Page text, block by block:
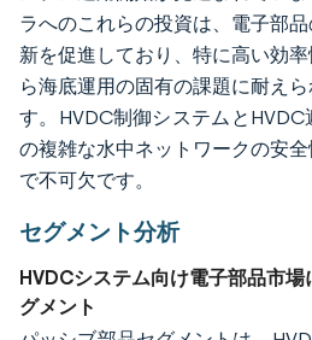
ラへのこれらの投資は、電子部
新を促進しており、特に高い効
ら海底運用の固有の課題に耐え
す。HVDC制御システムと
の複雑な水中ネットワークの安
で不可欠です。
セグメント分析
HVDCシステム向け電子部品市
グメント